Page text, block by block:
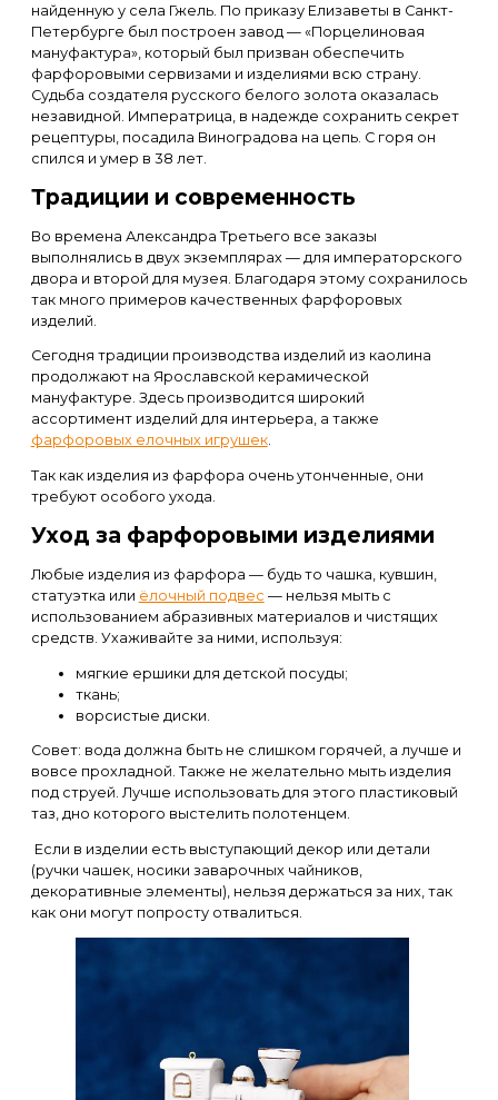
найденную у села Гжель. По приказу Елизаветы в Санкт-
Петербурге был построен завод — «Порцелиновая
мануфактура», который был призван обеспечить
фарфоровыми сервизами и изделиями всю страну.
Судьба создателя русского белого золота оказалась
незавидной. Императрица, в надежде сохранить секрет
рецептуры, посадила Виноградова на цепь. С горя он
спился и умер в 38 лет.
Традиции и современность
Во времена Александра Третьего все заказы
выполнялись в двух экземплярах — для императорского
двора и второй для музея. Благодаря этому сохранилось
так много примеров качественных фарфоровых
изделий.
Сегодня традиции производства изделий из каолина
продолжают на Ярославской керамической
мануфактуре. Здесь производится широкий
ассортимент изделий для интерьера, а также
фарфоровых елочных игрушек.
Так как изделия из фарфора очень утонченные, они
требуют особого ухода.
Уход за фарфоровыми изделиями
Любые изделия из фарфора — будь то чашка, кувшин,
статуэтка или ёлочный подвес — нельзя мыть с
использованием абразивных материалов и чистящих
средств. Ухаживайте за ними, используя:
мягкие ершики для детской посуды;
ткань;
ворсистые диски.
Совет: вода должна быть не слишком горячей, а лучше и
вовсе прохладной. Также не желательно мыть изделия
под струей. Лучше использовать для этого пластиковый
таз, дно которого выстелить полотенцем.
Если в изделии есть выступающий декор или детали
(ручки чашек, носики заварочных чайников,
декоративные элементы), нельзя держаться за них, так
как они могут попросту отвалиться.